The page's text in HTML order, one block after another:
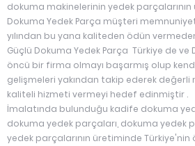
dokuma makinelerinin yedek
Dokuma Yedek Parça müşteri
yılından bu yana kaliteden ödün
Güçlü Dokuma Yedek Parça Türkiye de ve
öncü bir firma olmayı başarmış olup
gelişmeleri yakından takip ederek değerli
kaliteli hizmeti vermeyi hedef edinmiştir .
İmalatında bulunduğu kadife dokuma
dokuma yedek parçaları, dokuma yedek
yedek parçalarının üretiminde Türkiye'nin